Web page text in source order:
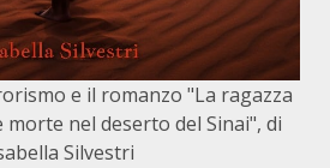
e il romanzo "La ragazza
nel deserto del Sinai", di
Silvestri